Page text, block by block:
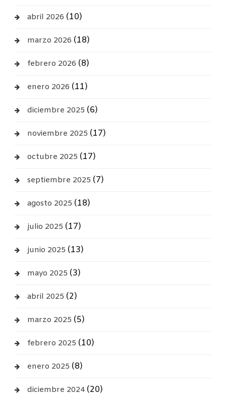
abril 2026 (10)
marzo 2026 (18)
febrero 2026 (8)
enero 2026 (11)
diciembre 2025 (6)
noviembre 2025 (17)
octubre 2025 (17)
septiembre 2025 (7)
agosto 2025 (18)
julio 2025 (17)
junio 2025 (13)
mayo 2025 (3)
abril 2025 (2)
marzo 2025 (5)
febrero 2025 (10)
enero 2025 (8)
diciembre 2024(20)